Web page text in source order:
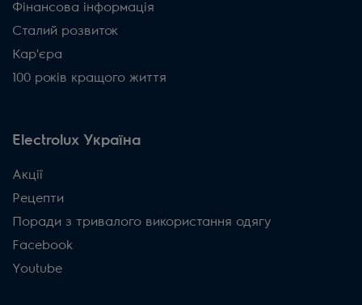
Фінансова інформація
Сталий розвиток
Кар'єра
100 років кращого життя
Electrolux Україна
Акції
Рецепти
Поради з тривалого використання одягу
Facebook
Youtube